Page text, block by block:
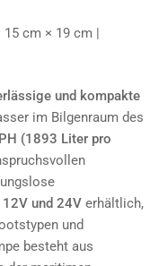
cm × 19 cm |
und kompakte
im Bilgenraum des
(1893 Liter pro
12V und 24V erhältlich,
und
besteht aus